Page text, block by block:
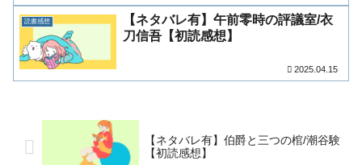
読書感想
【ネタバレ有】午前零時の評議室/衣
刀信吾【初読感想】
2025.04.15
【ネタバレ有】伯爵と三つの棺/潮谷験
【初読感想】